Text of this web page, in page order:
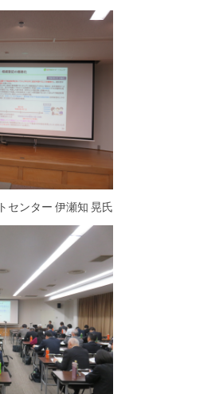
センター 伊瀬知 晃氏